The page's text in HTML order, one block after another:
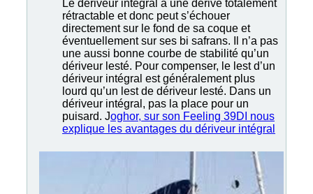
Le dériveur intégral a une dérive totalement
rétractable et donc peut s’échouer
directement sur le fond de sa coque et
éventuellement sur ses bi safrans. Il n’a pas
une aussi bonne courbe de stabilité qu’un
dériveur lesté. Pour compenser, le lest d’un
dériveur intégral est généralement plus
lourd qu’un lest de dériveur lesté. Dans un
dériveur intégral, pas la place pour un
puisard. Joghor, sur son Feeling 39DI nous
explique les avantages du dériveur intégral